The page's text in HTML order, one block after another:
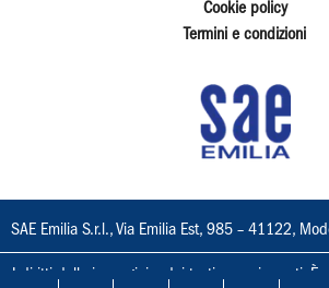
Cookie policy
Termini e condizioni
SAE Emilia S.r.l., Via Emilia Est, 985 – 41122,
I diritti delle immagini e dei testi sono riservati. È